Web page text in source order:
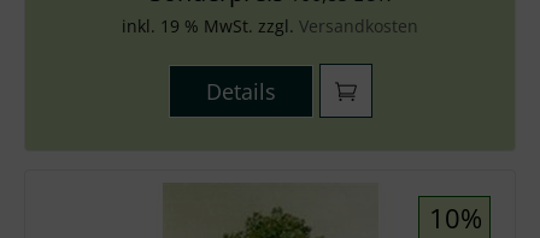
inkl. 19 % MwSt. zzgl. Versandkosten
Details
10%